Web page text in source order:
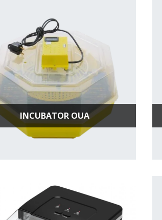
INCUBATOR OUA